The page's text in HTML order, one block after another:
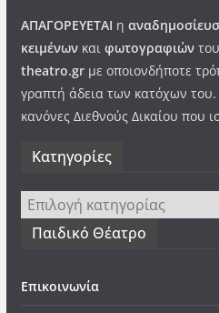
ΑΠΑΓΟΡΕΥΕΤΑΙ η
κειμένωνκαι φωτογραφιώντου
theatro.grμε οποιονδήποτε
γραπτή άδεια των κατόχων του.
κανόνες Διεθνούς Δικαίου που
Kατηγορίες
Kατηγορίες
Παιδικό Θέατρο
Επικοινωνία